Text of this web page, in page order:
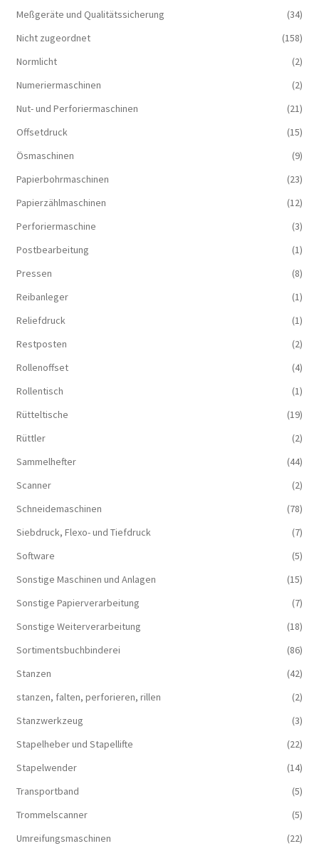
Meßgeräte und Qualitätssicherung
(34)
Nicht zugeordnet
(158)
Normlicht
(2)
Numeriermaschinen
(2)
Nut- und Perforiermaschinen
(21)
Offsetdruck
(15)
Ösmaschinen
(9)
Papierbohrmaschinen
(23)
Papierzählmaschinen
(12)
Perforiermaschine
(3)
Postbearbeitung
(1)
Pressen
(8)
Reibanleger
(1)
Reliefdruck
(1)
Restposten
(2)
Rollenoffset
(4)
Rollentisch
(1)
Rütteltische
(19)
Rüttler
(2)
Sammelhefter
(44)
Scanner
(2)
Schneidemaschinen
(78)
Siebdruck, Flexo- und Tiefdruck
(7)
Software
(5)
Sonstige Maschinen und Anlagen
(15)
Sonstige Papierverarbeitung
(7)
Sonstige Weiterverarbeitung
(18)
Sortimentsbuchbinderei
(86)
Stanzen
(42)
stanzen, falten, perforieren, rillen
(2)
Stanzwerkzeug
(3)
Stapelheber und Stapellifte
(22)
Stapelwender
(14)
Transportband
(5)
Trommelscanner
(5)
Umreifungsmaschinen
(22)